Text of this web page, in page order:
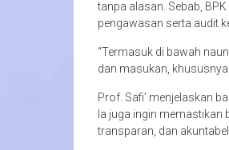
tanpa alasan. Sebab,
pengawasan serta audit
“Termasuk di bawah
dan masukan,
Prof. Safi’ menjelaskan
Ia juga ingin memastikan
transparan, dan